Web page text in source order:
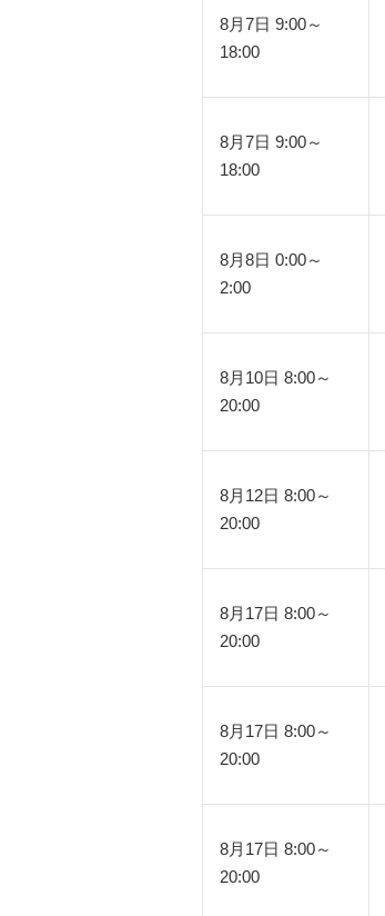
8月7日 9:00～
18:00
8月7日 9:00～
18:00
8月8日 0:00～
2:00
8月10日 8:00～
20:00
8月12日 8:00～
20:00
8月17日 8:00～
20:00
8月17日 8:00～
20:00
8月17日 8:00～
20:00